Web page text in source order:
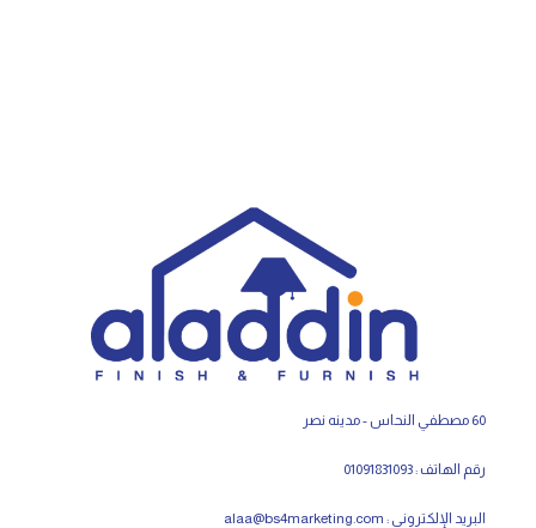
60 مصطفي النحاس - مدينه نصر
رقم الهاتف : 01091831093
البريد الإلكتروني : alaa@bs4marketing.com